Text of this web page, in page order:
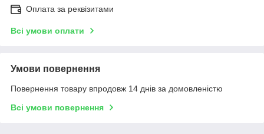
Оплата за реквізитами
Всі умови оплати
Умови повернення
Повернення товару впродовж 14 днів за домовленістю
Всі умови повернення